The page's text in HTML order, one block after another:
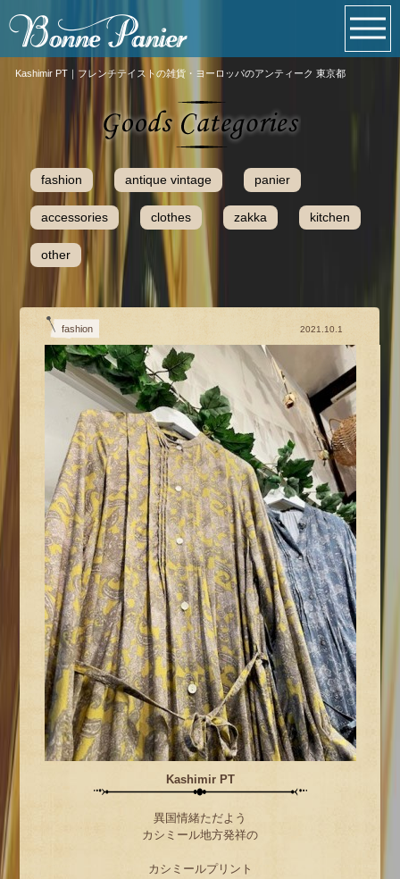
Kashimir PT｜フレンチテイストの雑貨・ヨーロッパのアンティーク 東京都
fashion antique vintage panier
accessories clothes zakka kitchen
other
fashion 2021.10.1
Kashimir PT
異国情緒ただよう
カシミール地方発祥の
カシミールプリント